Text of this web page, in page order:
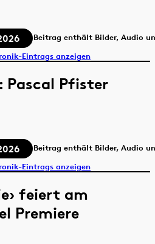
Beitrag enthält Bilder, Audio
Eintrags anzeigen
Pascal Pfister
Beitrag enthält Bilder, Audio
Eintrags anzeigen
feiert am
Premiere